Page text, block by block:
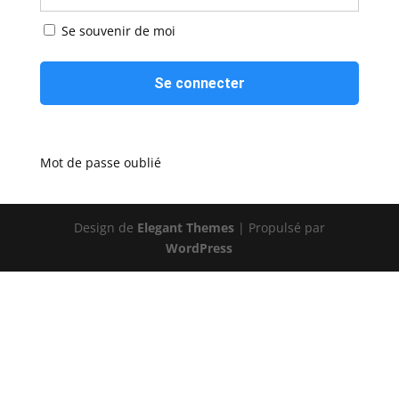
Se souvenir de moi
Mot de passe oublié
Design de Elegant Themes| Propulsé par
WordPress